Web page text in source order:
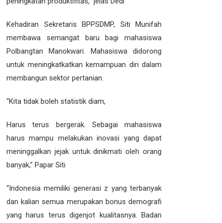
Kehadiran Sekretaris BPPSDMP, Siti Munifah
membawa semangat baru bagi mahasiswa
Polbangtan Manokwari. Mahasiswa didorong
untuk meningkatkatkan kemampuan diri dalam
membangun sektor pertanian.
“Kita tidak boleh statistik diam,
Harus terus bergerak. Sebagai mahasiswa
harus mampu melakukan inovasi yang dapat
meninggalkan jejak untuk dinikmati oleh orang
banyak,” Papar Siti
“Indonesia memiliki generasi z yang terbanyak
dan kalian semua merupakan bonus demografi
yang harus terus digenjot kualitasnya. Badan